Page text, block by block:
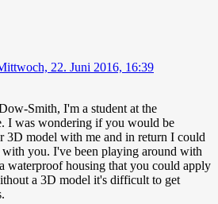
22. Juni 2016, 16:39
Smith, I'm a student at the
I was wondering if you would be
3D model with me and in return I could
with you. I've been playing around with
waterproof housing that you could apply
a 3D model it's difficult to get